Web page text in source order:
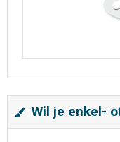
Wil je enkel-